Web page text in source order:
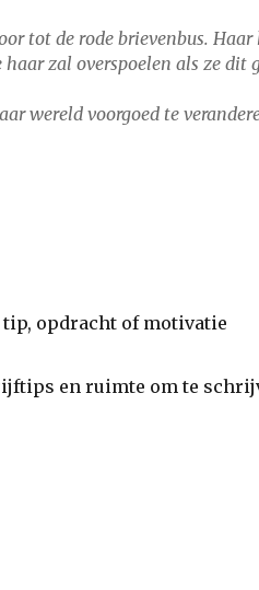
tot de rode brievenbus.
zal overspoelen als ze dit
wereld voorgoed te
opdracht of motivatie
en ruimte om te